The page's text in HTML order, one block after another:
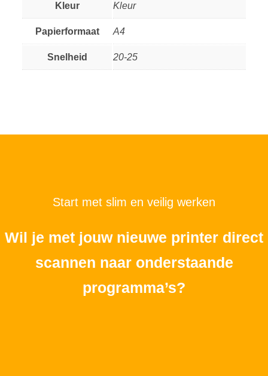
Kleur Kleur
Papierformaat A4
Snelheid 20-25
Start met slim en veilig werken
Wil je met jouw nieuwe printer direct
scannen naar onderstaande
programma’s?